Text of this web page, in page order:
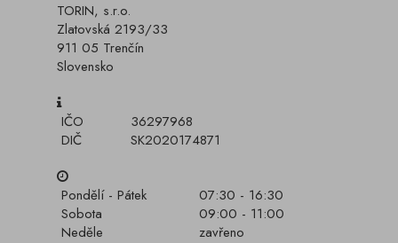
TORIN, s.r.o.
Zlatovská 2193/33
911 05 Trenčín
Slovensko
IČO
36297968
DIČ
SK2020174871
Pondělí - Pátek
07:30 - 16:30
Sobota
09:00 - 11:00
Neděle
zavřeno